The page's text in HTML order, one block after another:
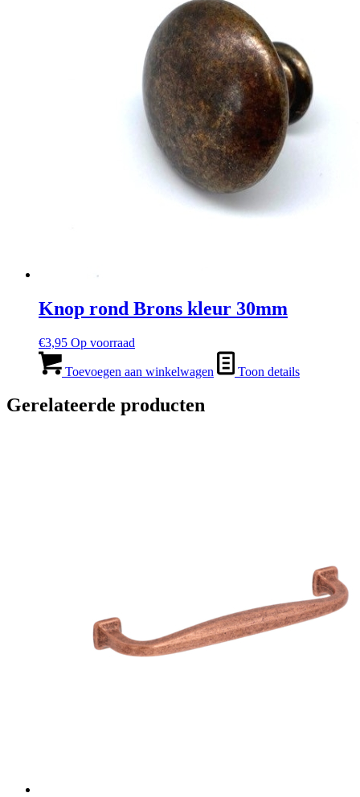
Knop rond Brons kleur 30mm
€3,95 Op voorraad
Toevoegen aan winkelwagen Toon details
Gerelateerde producten